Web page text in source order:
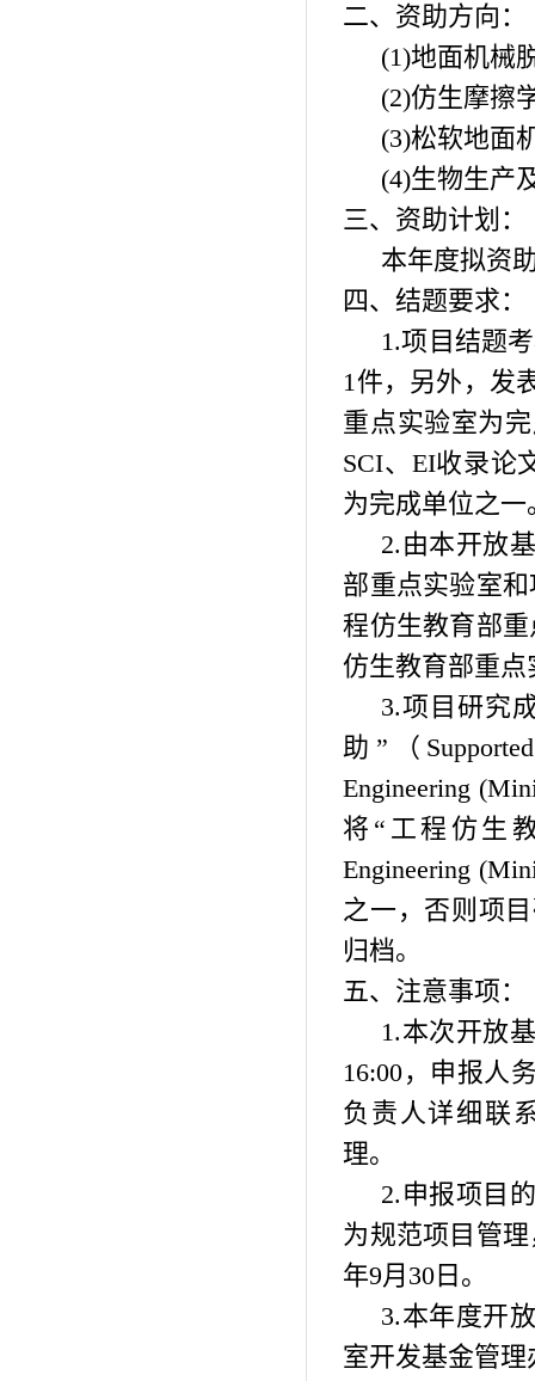
二、资助方向：
(1)地面机械
(2)仿生摩擦
(3)松软地面
(4)生物生产
三、资助计划：
本年度拟资
四、结题要求：
1.项目结题
1件，另外，发
重点实验室为
SCI、 EI收录论
为完成单位之一
2. 由本开放
部重点实验室
程仿生教育部
仿生教育部重
3.项目研究
助”（
Engineering
将 “ 工程仿生
Engineering
之一，否则项
归档。
五、注意事项：
1.本次开放
16:00，申报人
负责人详细联
理。
2. 申报项目
为规范项目管
年9月 30 日。
3.本年度开
室开发基金管